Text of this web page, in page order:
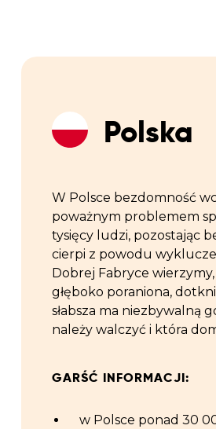
Polska
W Polsce bezdomność
poważnym problemem
tysięcy ludzi, pozostając
cierpi z powodu
Dobrej Fabryce wierzymy,
głęboko poraniona,
słabsza ma niezbywalną
należy walczyć i która
GARŚĆ INFORMACJI:
w Polsce ponad 30